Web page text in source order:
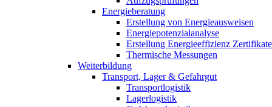
Energieberatung
Erstellung von Energieausweisen
Energiepotenzialanalyse
Erstellung Energieeffizienz Zertifikate
Thermische Messungen
Weiterbildung
Transport, Lager & Gefahrgut
Transportlogistik
Lagerlogistik